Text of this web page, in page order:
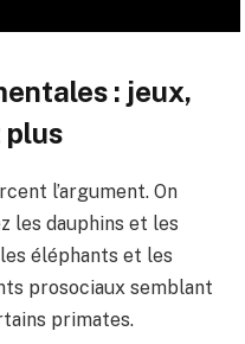
: jeux,
plus
l’argument. On
les dauphins et les
éléphants et les
prosociaux semblant
primates.